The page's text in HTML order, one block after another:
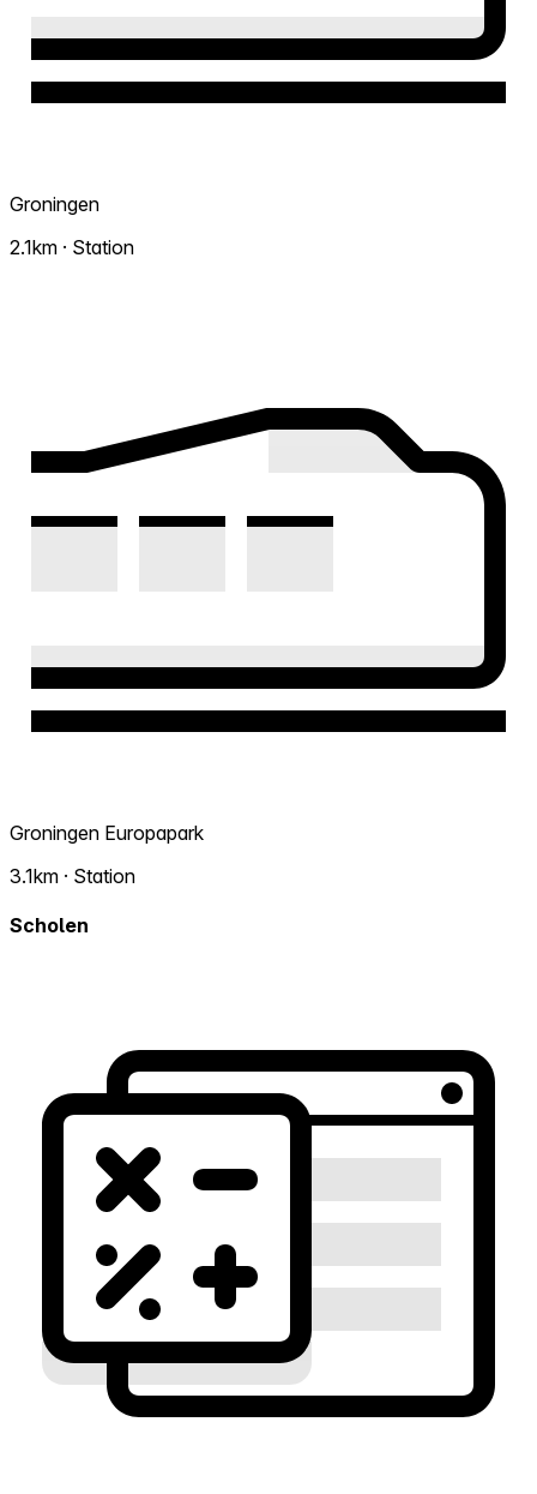
Groningen
2.1km · Station
Groningen Europapark
3.1km · Station
Scholen